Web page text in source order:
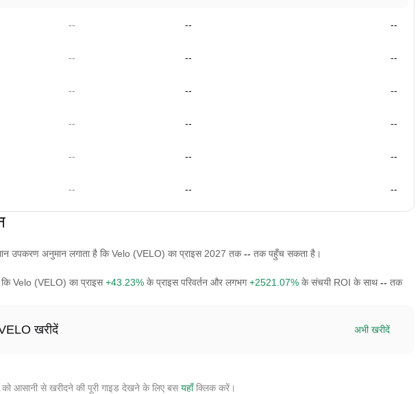
-- -- --
-- -- --
-- -- --
-- -- --
-- -- --
-- -- --
उपकरण अनुमान लगाता है कि Velo (VELO) का प्राइस 2027 तक-- तक पहुँच सकता है।
कि Velo (VELO) का प्राइस+43.23% के प्राइस परिवर्तन और लगभग+2521.07% के संचयी ROI के साथ-- तक
खरीदें अभी खरीदें
आसानी से खरीदने की पूरी गाइड देखने के लिए बसयहाँक्लिक करें।